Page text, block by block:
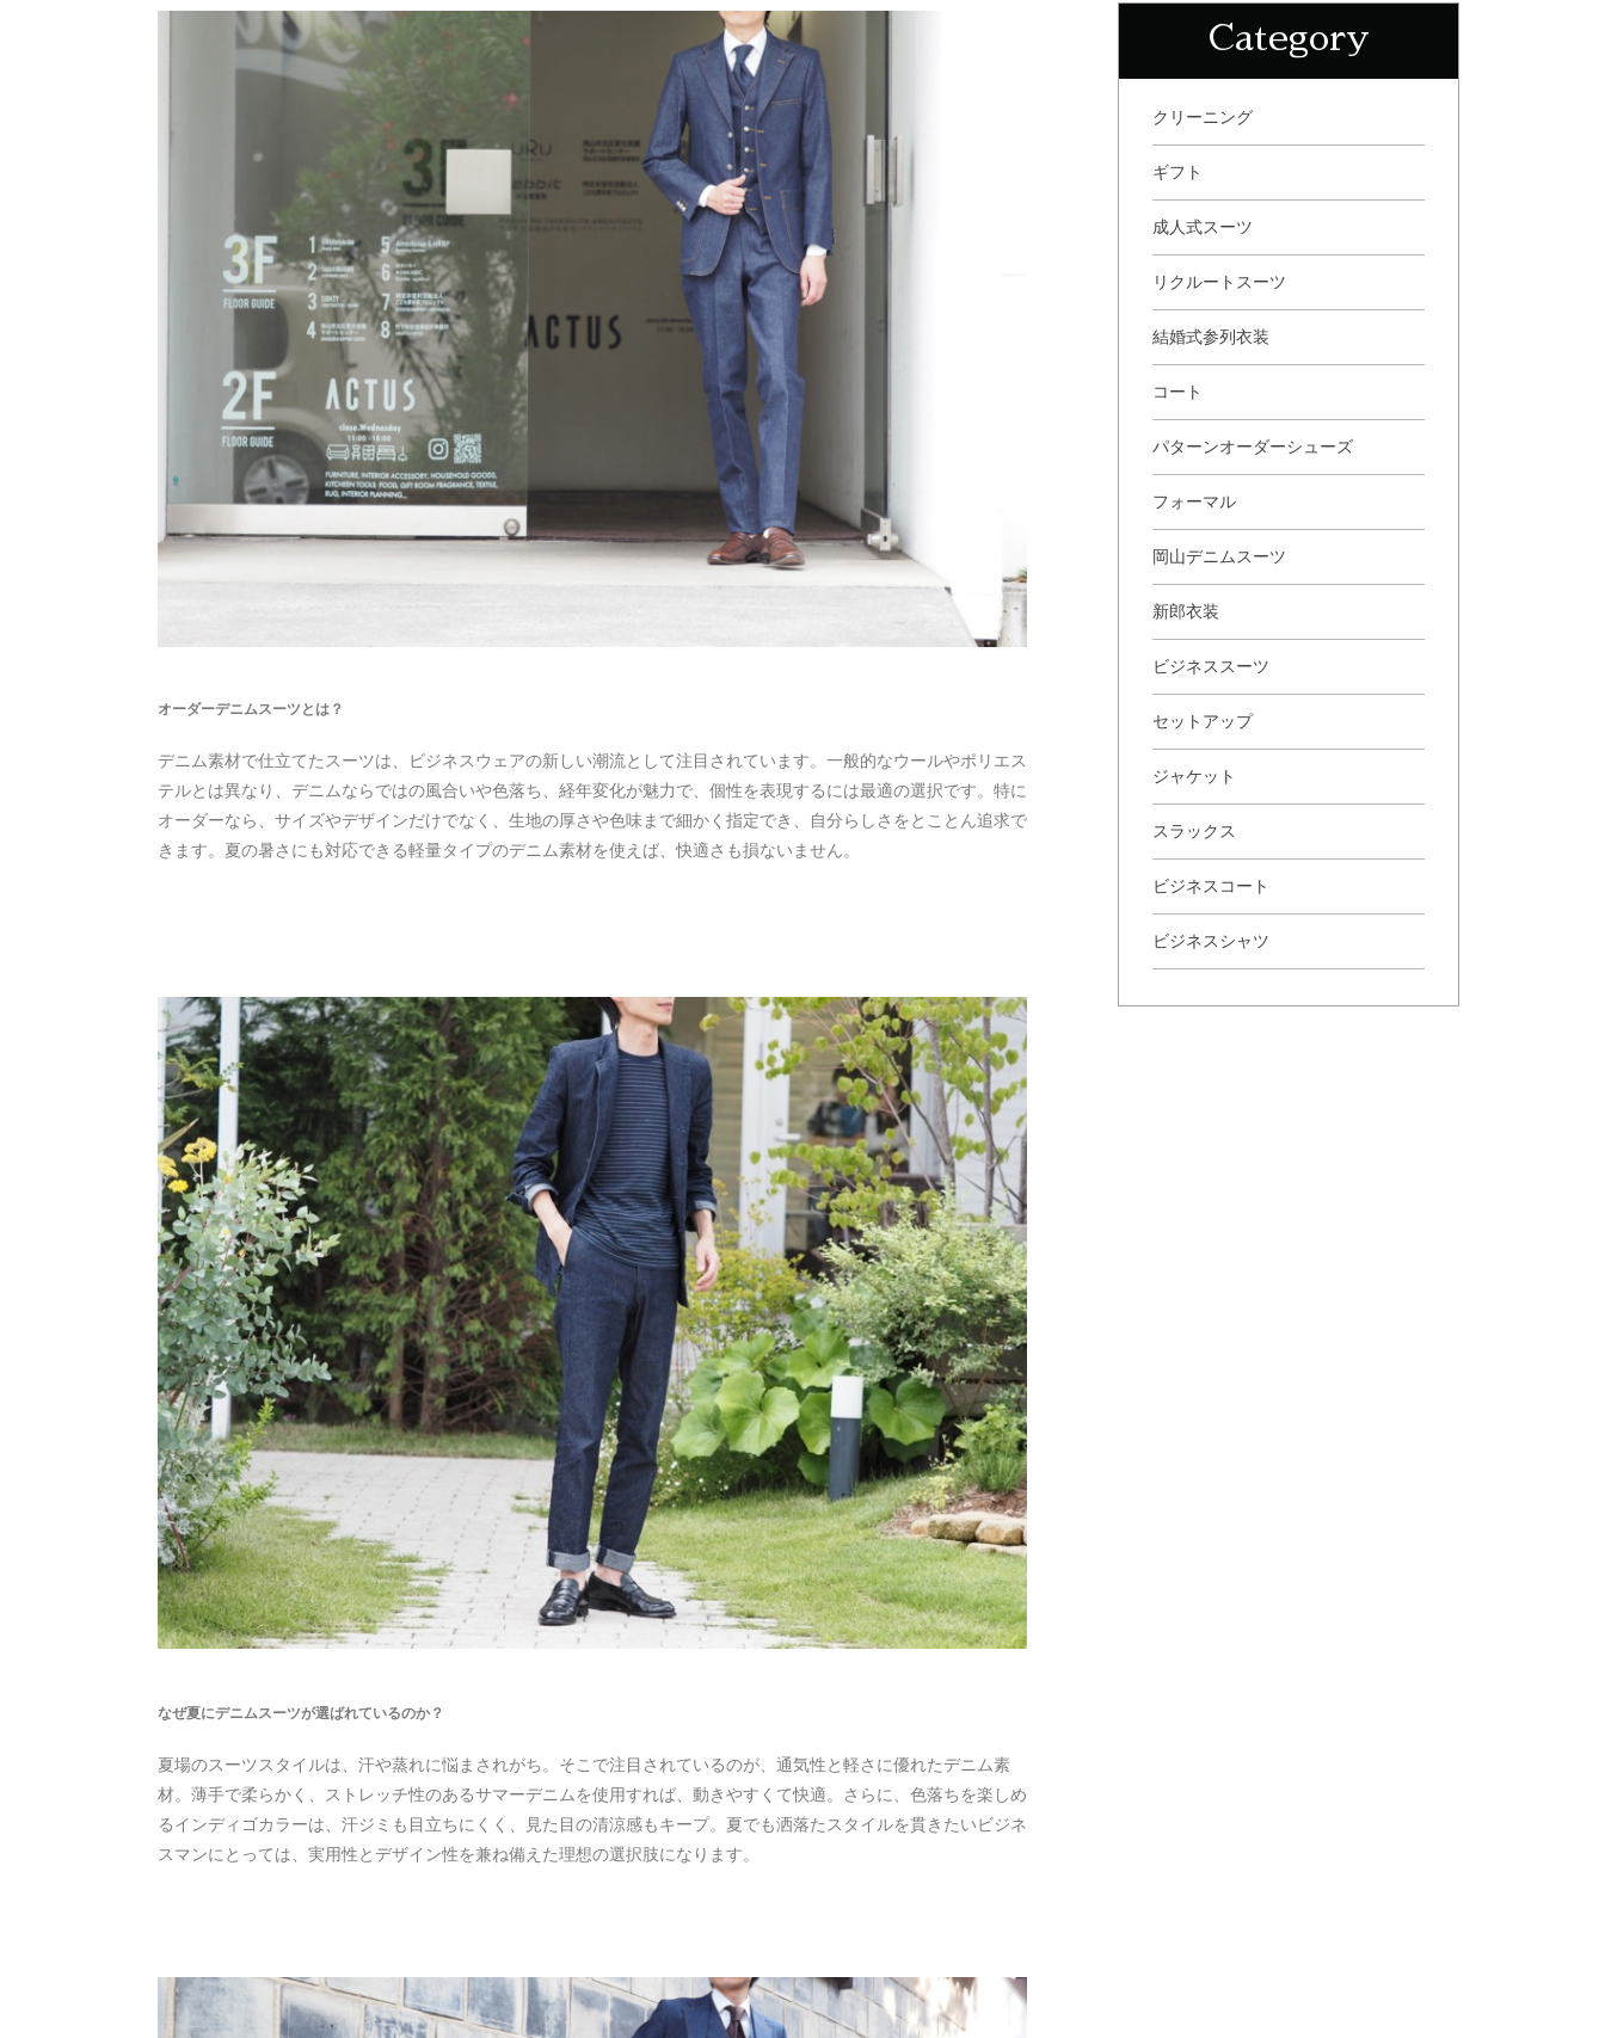
オーダーデニムスーツとは？
デニム素材で仕立てたスーツは、ビジネスウェアの新しい潮流として注目されています。一般的なウールやポリエス
テルとは異なり、デニムならではの風合いや色落ち、経年変化が魅力で、個性を表現するには最適の選択です。特に
オーダーなら、サイズやデザインだけでなく、生地の厚さや色味まで細かく指定でき、自分らしさをとことん追求で
きます。夏の暑さにも対応できる軽量タイプのデニム素材を使えば、快適さも損ないません。
なぜ夏にデニムスーツが選ばれているのか？
夏場のスーツスタイルは、汗や蒸れに悩まされがち。そこで注目されているのが、通気性と軽さに優れたデニム素
材。薄手で柔らかく、ストレッチ性のあるサマーデニムを使用すれば、動きやすくて快適。さらに、色落ちを楽しめ
るインディゴカラーは、汗ジミも目立ちにくく、見た目の清涼感もキープ。夏でも洒落たスタイルを貫きたいビジネ
スマンにとっては、実用性とデザイン性を兼ね備えた理想の選択肢になります。
Category
クリーニング
ギフト
成人式スーツ
リクルートスーツ
結婚式参列衣装
コート
パターンオーダーシューズ
フォーマル
岡山デニムスーツ
新郎衣装
ビジネススーツ
セットアップ
ジャケット
スラックス
ビジネスコート
ビジネスシャツ